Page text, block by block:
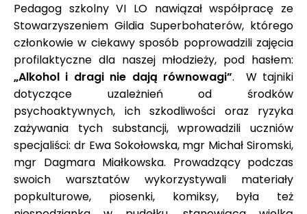
Pedagog szkolny VI LO nawiązał współpracę ze
Stowarzyszeniem Gildia Superbohaterów, którego
członkowie w ciekawy sposób poprowadzili zajęcia
profilaktyczne dla naszej młodzieży, pod hasłem:
„Alkohol i dragi nie dają równowagi”. W tajniki
dotyczące uzależnień od środków
psychoaktywnych, ich szkodliwości oraz ryzyka
zażywania tych substancji, wprowadzili uczniów
specjaliści: dr Ewa Sokołowska, mgr Michał Siromski,
mgr Dagmara Miałkowska. Prowadzący podczas
swoich warsztatów wykorzystywali materiały
popkulturowe, piosenki, komiksy, była też